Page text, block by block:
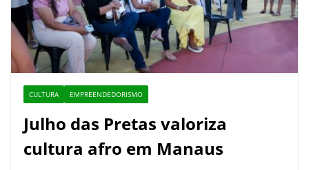
CULTURA EMPREENDEDORISMO
Julho das Pretas valoriza
cultura afro em Manaus